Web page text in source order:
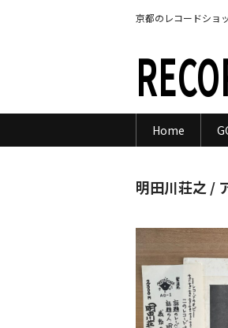
京都のレコードショ
Home
明田川荘之 /